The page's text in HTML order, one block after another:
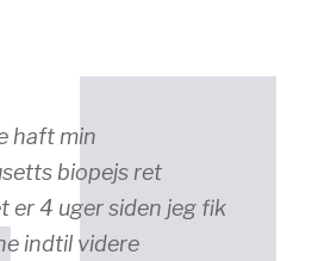
haft min
biopejs ret
er 4 uger siden jeg fik
indtil videre